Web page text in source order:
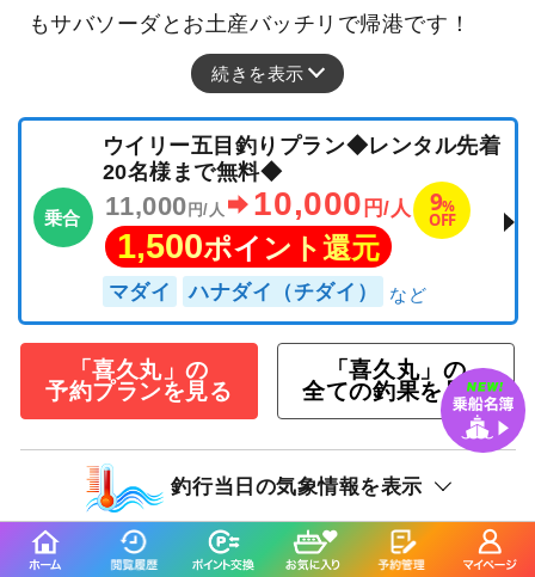
もサバソーダとお土産バッチリで帰港です！
続きを表示
乗合
ウイリー五目釣りプラン◆レンタル先着
20名様まで無料◆
11,000 円/人 10,000 円/人 9%
OFF
1,500ポイント還元
マダイ ハナダイ（チダイ）
「喜久丸」の
予約プランを見る
「喜久丸」の
全ての釣果を見る
釣行当日の気象情報を表示